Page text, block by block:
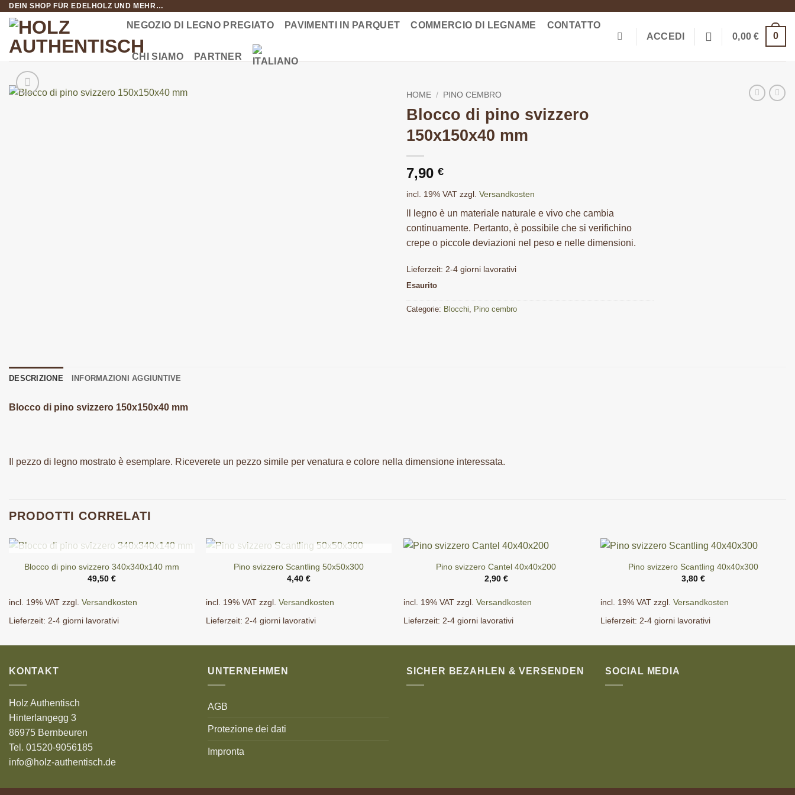
Salta
contenuti
DEIN SHOP FÜR EDELHOLZ UND MEHR…
NEGOZIO DI LEGNO PREGIATO PAVIMENTI IN PARQUET COMMERCIO DI LEGNAME CONTATTO
CHI SIAMO PARTNER
ACCEDI 0,00€ 0
HOME / PINO CEMBRO
Blocco di pino svizzero
150x150x40 mm
7,90 €
incl. 19% VAT zzgl. Versandkosten
Il legno è un materiale naturale e vivo che cambia
continuamente. Pertanto, è possibile che si verifichino
crepe o piccole deviazioni nel peso e nelle dimensioni.
Lieferzeit: 2-4 giorni lavorativi
Esaurito
Categorie: Blocchi Pino cembro
DESCRIZIONE INFORMAZIONI AGGIUNTIVE
Blocco di pino svizzero 150x150x40 mm
Il pezzo di legno mostrato è esemplare. Riceverete un pezzo simile per venatura e colore nella dimensione interessata.
PRODOTTI CORRELATI
ESAURITO
Blocco di pino svizzero 340x340x140 mm
49,50 €
incl. 19% VAT zzgl. Versandkosten
Lieferzeit: 2-4 giorni lavorativi
ESAURITO
Pino svizzero Scantling 50x50x300
4,40€
incl. 19% VAT zzgl.Versandkosten
Lieferzeit: 2-4 giorni lavorativi
Pino svizzero Cantel 40x40x200
2,90 €
incl. 19% VAT zzgl. Versandkosten
Lieferzeit: 2-4 giorni lavorativi
Pino svizzero Scantling 40x40x300
3,80€
incl. 19% VAT zzgl.Versandkosten
Lieferzeit: 2-4 giorni lavorativi
KONTAKT
Holz Authentisch
Hinterlangegg 3
86975 Bernbeuren
Tel. 01520-9056185
info@holz-authentisch.de
UNTERNEHMEN
AGB
Protezione dei dati
Impronta
SICHER BEZAHLEN & VERSENDEN SOCIAL MEDIA